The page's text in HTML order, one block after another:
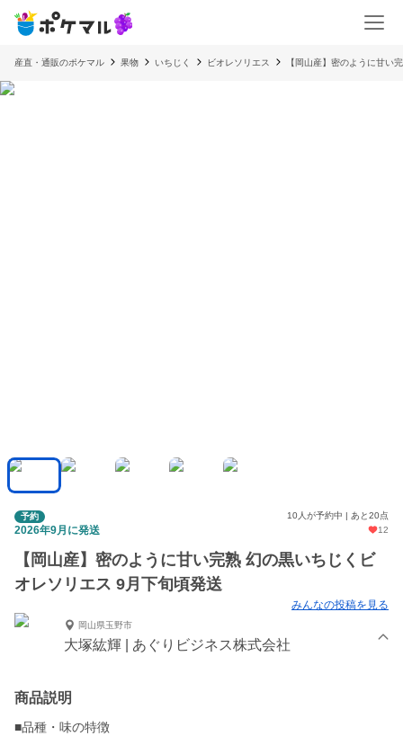
産直・通販のポケマル 果物 いちじく ビオレソリエス 【岡山産】密のように甘い
予約 10人が予約中 | あと20点
2026年9月に発送 12
【岡山産】密のように甘い完熟 幻の黒いちじくビ
オレソリエス 9月下旬頃発送
みんなの投稿を見る
岡山県玉野市
大塚紘輝 | あぐりビジネス株式会社
商品説明
■品種・味の特徴